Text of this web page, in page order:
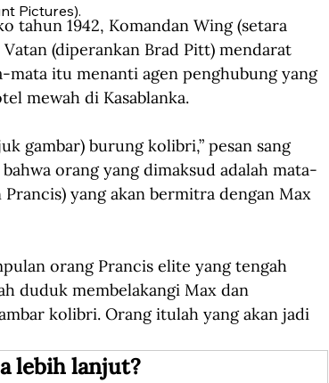
Pictures).
tahun 1942, Komandan Wing (setara
(diperankan Brad Pitt) mendarat
mata itu menanti agen penghubung yang
mewah di Kasablanka.
gambar) burung kolibri,” pesan sang
orang yang dimaksud adalah mata-
yang akan bermitra dengan Max
orang Prancis elite yang tengah
duduk membelakangi Max dan
kolibri. Orang itulah yang akan jadi
lebih lanjut?